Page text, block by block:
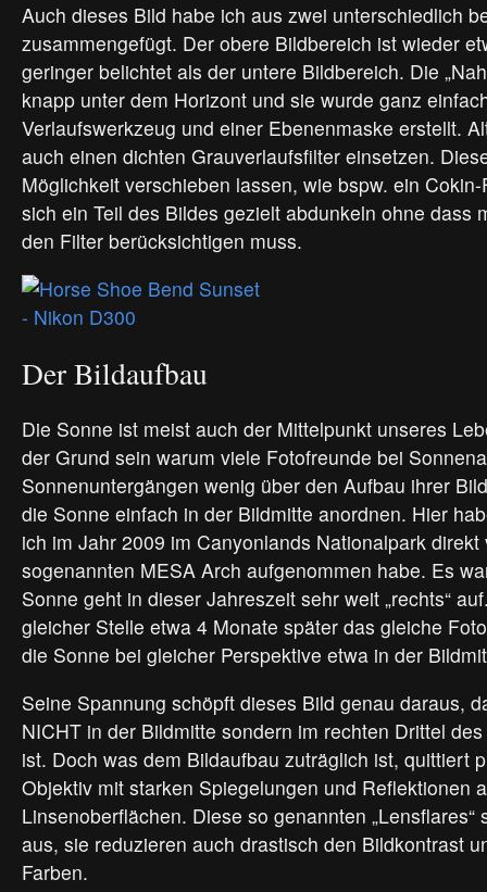
Auch dieses Bild habe ich aus zwei unterschiedlich
zusammengefügt. Der obere Bildbereich ist wieder
geringer belichtet als der untere Bildbereich. Die
knapp unter dem Horizont und sie wurde ganz
Verlaufswerkzeug und einer Ebenenmaske erstellt.
auch einen dichten Grauverlaufsfilter einsetzen.
Möglichkeit verschieben lassen, wie bspw. ein
sich ein Teil des Bildes gezielt abdunkeln ohne dass
den Filter berücksichtigen muss.
Der Bildaufbau
Die Sonne ist meist auch der Mittelpunkt unseres
der Grund sein warum viele Fotofreunde bei
Sonnenuntergängen wenig über den Aufbau ihrer
die Sonne einfach in der Bildmitte anordnen. Hier
ich im Jahr 2009 im Canyonlands Nationalpark direkt
sogenannten MESA Arch aufgenommen habe. Es
Sonne geht in dieser Jahreszeit sehr weit „rechts“
gleicher Stelle etwa 4 Monate später das gleiche
die Sonne bei gleicher Perspektive etwa in der
Seine Spannung schöpft dieses Bild genau daraus,
NICHT in der Bildmitte sondern im rechten Drittel
ist. Doch was dem Bildaufbau zuträglich ist, quittiert
Objektiv mit starken Spiegelungen und Reflektionen
Linsenoberflächen. Diese so genannten „Lensflares“
aus, sie reduzieren auch drastisch den Bildkontrast
Farben.